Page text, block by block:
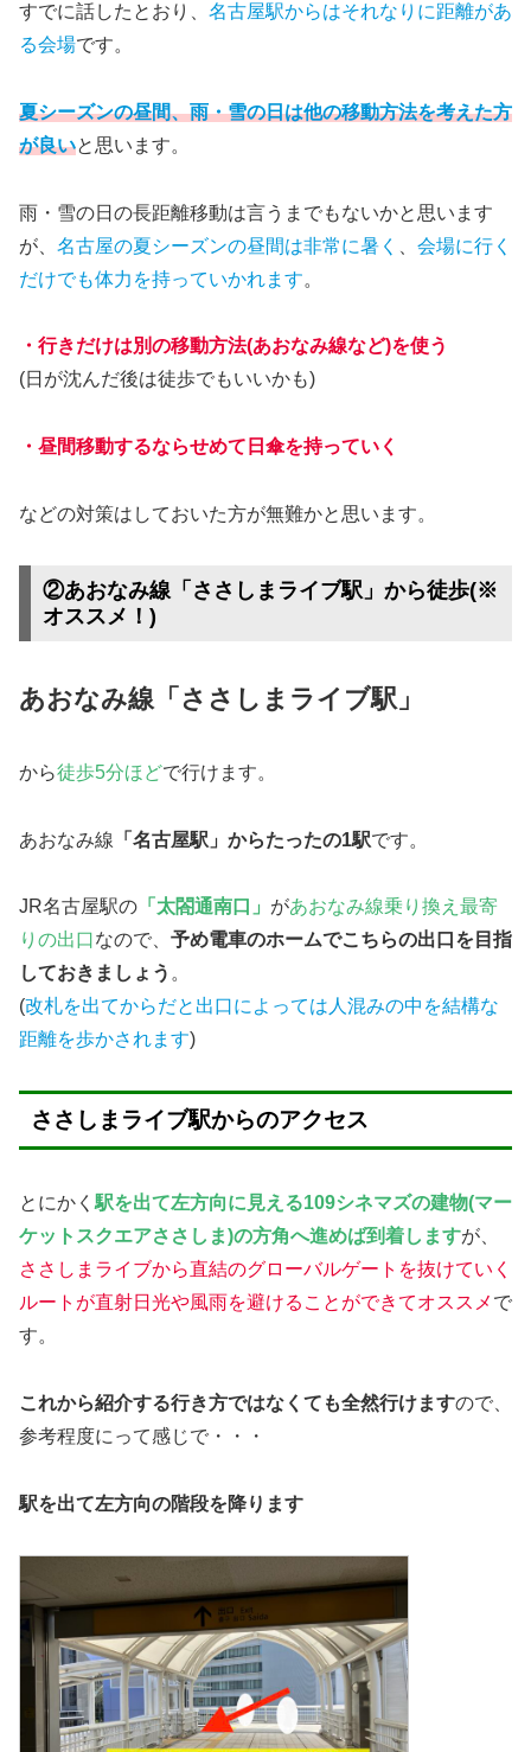
すでに話したとおり、 名古屋駅からはそれなりに距離があ
る会場です。
夏シーズンの昼間、雨・雪の日は他の移動方法を考えた方
が良いと思います。
雨・雪の日の長距離移動は言うまでもないかと思います
が、 名古屋の夏シーズンの昼間は非常に暑く
会場に行く
だけでも体力を持っていかれます。
・行きだけは別の移動方法(あおなみ線など)を使う
(日が沈んだ後は徒歩でもいいかも)
・昼間移動するならせめて日傘を持っていく
などの対策はしておいた方が無難かと思います。
②あおなみ線「ささしまライブ駅」から徒歩(※
オススメ！)
あおなみ線「ささしまライブ駅」
から徒歩5分ほどで行けます。
あおなみ線 「名古屋駅」からたったの1駅です。
JR名古屋駅の 「太閤通南口」 があおなみ線乗り換え最寄
りの出口なので、 予め電車のホームでこちらの出口を目指
しておきましょう 。
(改札を出てからだと出口によっては人混みの中を結構な
距離を歩かされます)
ささしまライブ駅からのアクセス
とにかく 駅を出て左方向に見える109シネマズの建物(マー
ケットスクエアささしま)の方角へ進めば到着し ますが、
ささしまライブから直結のグローバルゲートを抜けていく
ルートが直射日光や風雨を避けることができてオススメ で
す。
これから紹介する行き方ではなくても全然行けますので、
参考程度にって感じで・・・
駅を出て左方向の階段を降ります